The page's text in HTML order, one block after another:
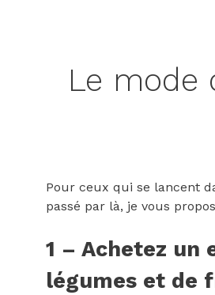
Le mode
Pour ceux qui se lancent
passé par là, je vous
1 – Achetez un
légumes et de